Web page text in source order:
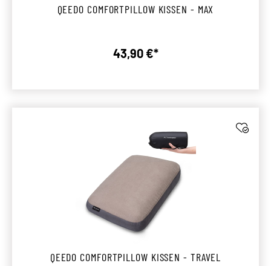
QEEDO COMFORTPILLOW KISSEN - MAX
Regulärer Preis:
43,90 €*
QEEDO COMFORTPILLOW KISSEN - TRAVEL